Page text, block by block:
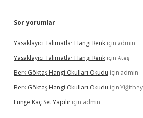
Son yorumlar
Yasaklayıcı Talimatlar Hangi Renk için admin
Yasaklayıcı Talimatlar Hangi Renk için Ateş
Berk Göktaş Hangi Okulları Okudu için admin
Berk Göktaş Hangi Okulları Okudu için Yiğitbey
Lunge Kaç Set Yapılır için admin